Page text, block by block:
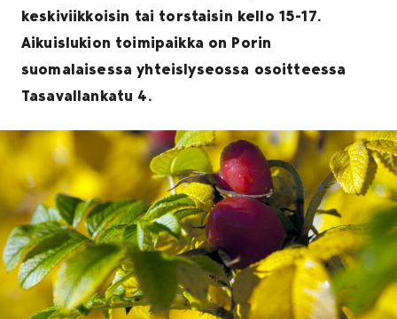
keskiviikkoisin tai torstaisin kello 15-17.
Aikuislukion toimipaikka on Porin
suomalaisessa yhteislyseossa osoitteessa
Tasavallankatu 4.